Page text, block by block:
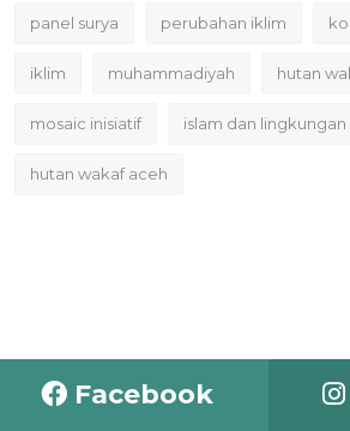
panel surya perubahan iklim
iklim muhammadiyah hutan
mosaic inisiatif islam dan lingkungan
hutan wakaf aceh
Facebook